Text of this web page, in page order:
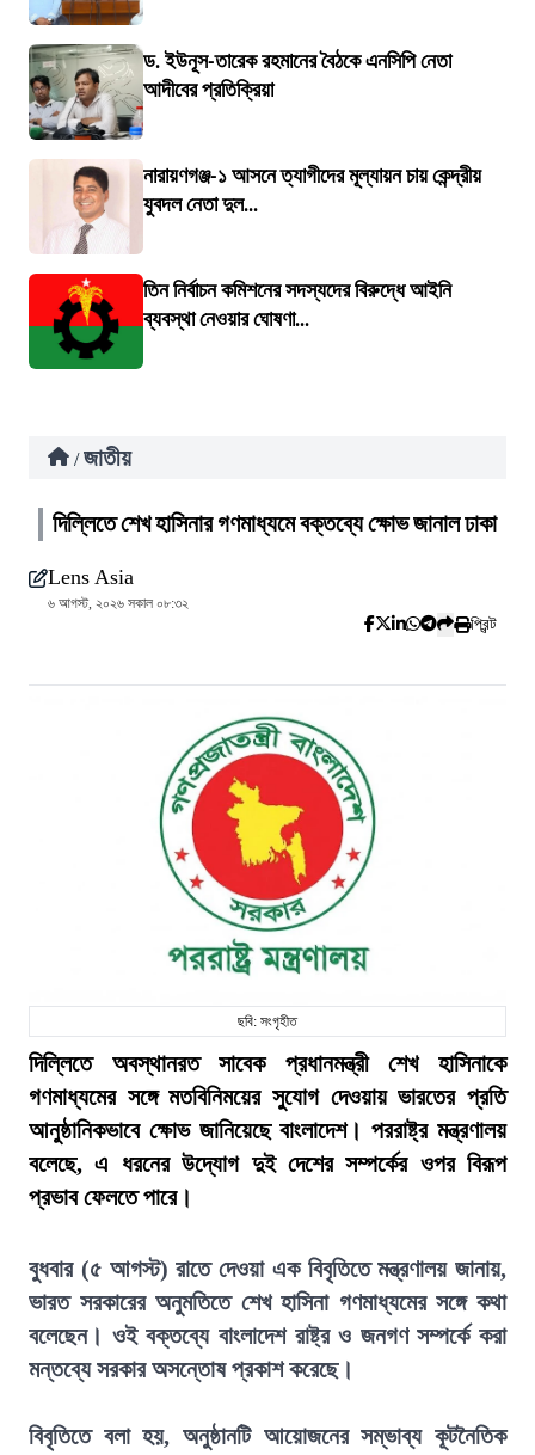
ড. ইউনূস-তারেক রহমানের বৈঠকে এনসিপি নেতা
আদীবের প্রতিক্রিয়া
নারায়ণগঞ্জ-১ আসনে ত্যাগীদের মূল্যায়ন চায় কেন্দ্রীয়
যুবদল নেতা দুল...
তিন নির্বাচন কমিশনের সদস্যদের বিরুদ্ধে আইনি
ব্যবস্থা নেওয়ার ঘোষণা...
/ জাতীয়
দিল্লিতে শেখ হাসিনার গণমাধ্যমে বক্তব্যে ক্ষোভ জানাল ঢাকা
Lens Asia
৬ আগস্ট, ২০২৬ সকাল ০৮:৩২
প্রিন্ট
ছবি: সংগৃহীত
দিল্লিতে অবস্থানরত সাবেক প্রধানমন্ত্রী শেখ হাসিনাকে
গণমাধ্যমের সঙ্গে মতবিনিময়ের সুযোগ দেওয়ায় ভারতের প্রতি
আনুষ্ঠানিকভাবে ক্ষোভ জানিয়েছে বাংলাদেশ। পররাষ্ট্র মন্ত্রণালয়
বলেছে, এ ধরনের উদ্যোগ দুই দেশের সম্পর্কের ওপর বিরূপ
প্রভাব ফেলতে পারে।
বুধবার (৫ আগস্ট) রাতে দেওয়া এক বিবৃতিতে মন্ত্রণালয় জানায়,
ভারত সরকারের অনুমতিতে শেখ হাসিনা গণমাধ্যমের সঙ্গে কথা
বলেছেন। ওই বক্তব্যে বাংলাদেশ রাষ্ট্র ও জনগণ সম্পর্কে করা
মন্তব্যে সরকার অসন্তোষ প্রকাশ করেছে।
বিবৃতিতে বলা হয়, অনুষ্ঠানটি আয়োজনের সম্ভাব্য কূটনৈতিক